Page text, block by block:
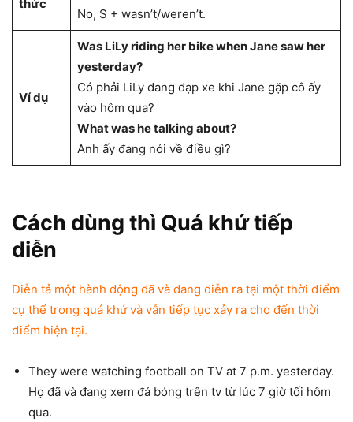
thức
No, S + wasn’t/weren’t.
Ví dụ
Was LiLy riding her bike when Jane saw her
yesterday?
Có phải LiLy đang đạp xe khi Jane gặp cô ấy
vào hôm qua?
What was he talking about?
Anh ấy đang nói về điều gì?
Cách dùng thì Quá khứ tiếp
diễn
Diễn tả một hành động đã và đang diễn ra tại một thời điểm
cụ thể trong quá khứ và vẫn tiếp tục xảy ra cho đến thời
điểm hiện tại.
They were watching football on TV at 7 p.m. yesterday.
Họ đã và đang xem đá bóng trên tv từ lúc 7 giờ tối hôm
qua.